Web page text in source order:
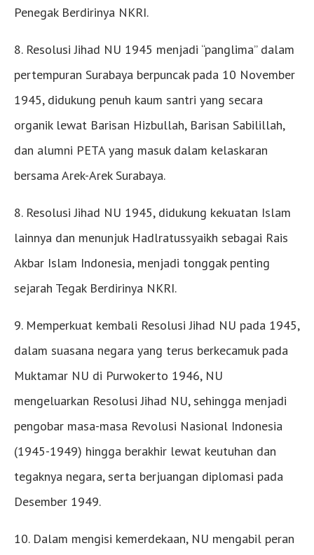
Penegak Berdirinya NKRI.
8. Resolusi Jihad NU 1945 menjadi “panglima” dalam
pertempuran Surabaya berpuncak pada 10 November
1945, didukung penuh kaum santri yang secara
organik lewat Barisan Hizbullah, Barisan Sabilillah,
dan alumni PETA yang masuk dalam kelaskaran
bersama Arek-Arek Surabaya.
8. Resolusi Jihad NU 1945, didukung kekuatan Islam
lainnya dan menunjuk Hadlratussyaikh sebagai Rais
Akbar Islam Indonesia, menjadi tonggak penting
sejarah Tegak Berdirinya NKRI.
9. Memperkuat kembali Resolusi Jihad NU pada 1945,
dalam suasana negara yang terus berkecamuk pada
Muktamar NU di Purwokerto 1946, NU
mengeluarkan Resolusi Jihad NU, sehingga menjadi
pengobar masa-masa Revolusi Nasional Indonesia
(1945-1949) hingga berakhir lewat keutuhan dan
tegaknya negara, serta berjuangan diplomasi pada
Desember 1949.
10. Dalam mengisi kemerdekaan, NU mengabil peran